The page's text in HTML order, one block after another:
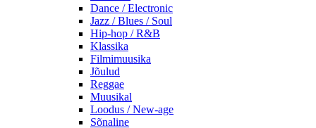
Dance / Electronic
Jazz / Blues / Soul
Hip-hop / R&B
Klassika
Filmimuusika
Jõulud
Reggae
Muusikal
Loodus / New-age
Sõnaline